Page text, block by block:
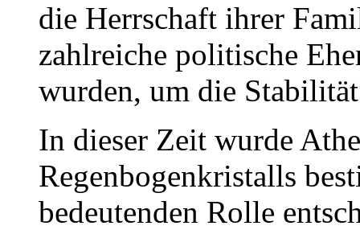
die Herrschaft ihrer
zahlreiche politische
wurden, um die
In dieser Zeit wurde
Regenbogenkristalls
bedeutenden Rolle